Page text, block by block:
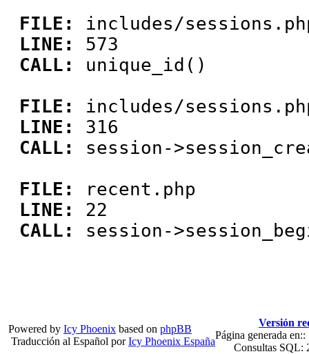
FILE:
includes/
LINE:
573
CALL:
unique_id()
FILE:
includes/
LINE:
316
CALL:
session-
FILE:
recent.php
LINE:
22
CALL:
session-
Powered by Icy Phoenix based on phpBB
Traducción al Español porIcy Phoenix España
Versión
Página generada en::
Consultas SQL: